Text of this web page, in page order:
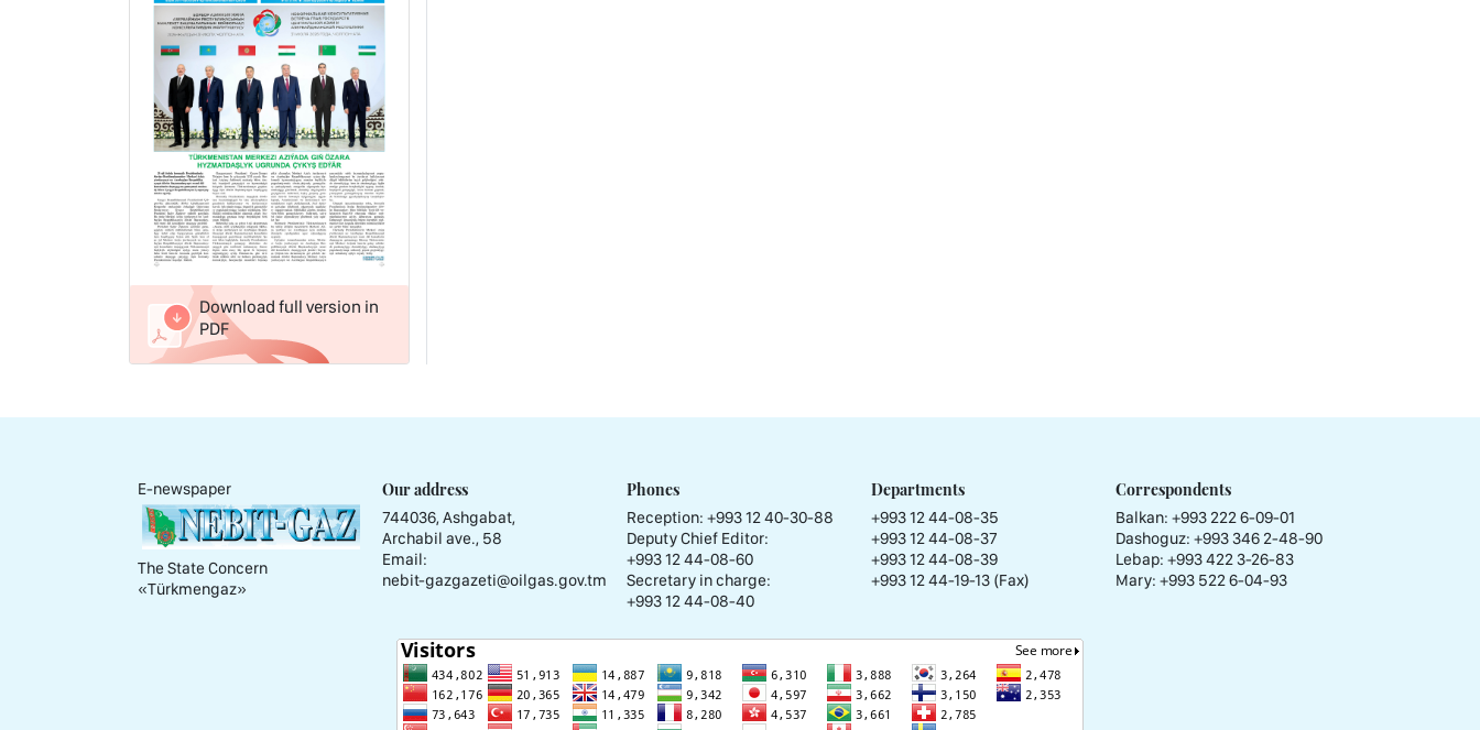
Download full version in
PDF
E-newspaper
The State Concern
«Тürkmengaz»
Our address
744036, Ashgabat,
Archabil ave., 58
Email:
nebit-gazgazeti@oilgas.gov.tm
Phones
Reception: +993 12 40-30-88
Deputy Chief Editor:
+993 12 44-08-60
Secretary in charge:
+993 12 44-08-40
Departments
+993 12 44-08-35
+993 12 44-08-37
+993 12 44-08-39
+993 12 44-19-13 (Fax)
Correspondents
Balkan: +993 222 6-09-01
Dashoguz: +993 346 2-48-90
Lebap: +993 422 3-26-83
Mary: +993 522 6-04-93